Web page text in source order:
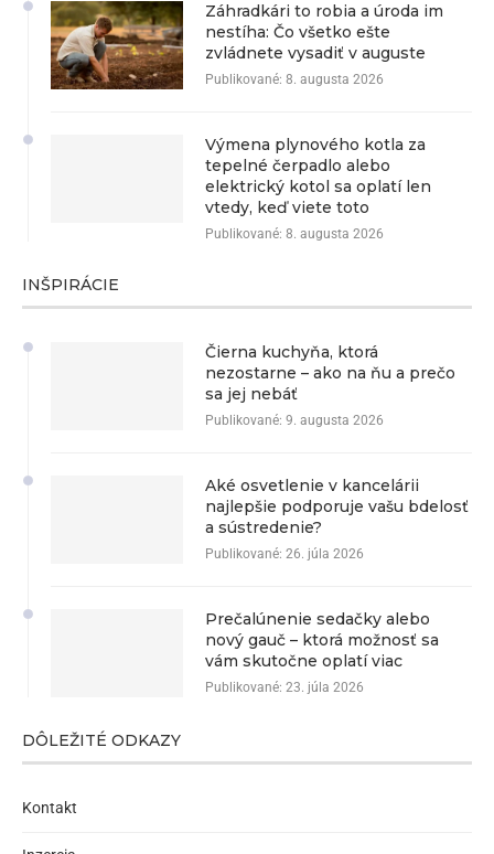
Záhradkári to robia a úroda im
nestíha: Čo všetko ešte
zvládnete vysadiť v auguste
Publikované: 8. augusta 2026
Výmena plynového kotla za
tepelné čerpadlo alebo
elektrický kotol sa oplatí len
vtedy, keď viete toto
Publikované: 8. augusta 2026
INŠPIRÁCIE
Čierna kuchyňa, ktorá
nezostarne – ako na ňu a prečo
sa jej nebáť
Publikované: 9. augusta 2026
Aké osvetlenie v kancelárii
najlepšie podporuje vašu bdelosť
a sústredenie?
Publikované: 26. júla 2026
Prečalúnenie sedačky alebo
nový gauč – ktorá možnosť sa
vám skutočne oplatí viac
Publikované: 23. júla 2026
DÔLEŽITÉ ODKAZY
Kontakt